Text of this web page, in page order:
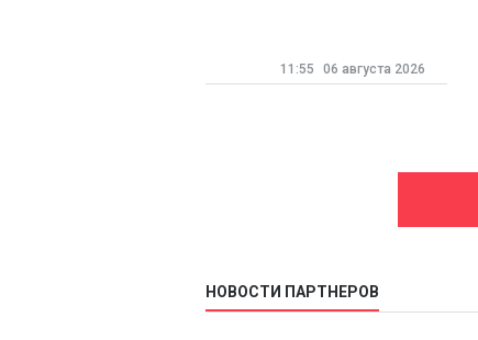
11:55 06 августа 2026
НОВОСТИ ПАРТНЕРОВ